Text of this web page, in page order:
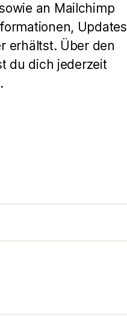
an Mailchimp
Updates
erhältst. Über den
du dich jederzeit